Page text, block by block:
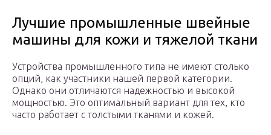
Лучшие промышленные швейные
машины для кожи и тяжелой ткани
Устройства промышленного типа не имеют столько
опций, как участники нашей первой категории.
Однако они отличаются надежностью и высокой
мощностью. Это оптимальный вариант для тех, кто
часто работает с толстыми тканями и кожей.